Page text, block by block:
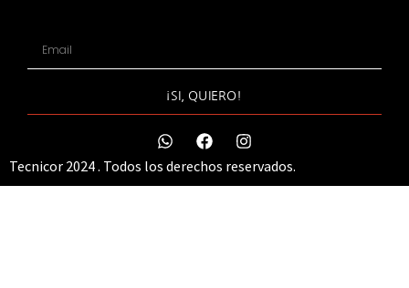
¡SI, QUIERO!
Tecnicor 2024 . Todos los derechos reservados.